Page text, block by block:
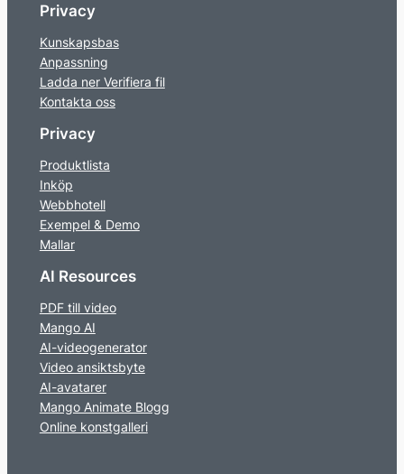
Privacy
Kunskapsbas
Anpassning
Ladda ner Verifiera fil
Kontakta oss
Privacy
Produktlista
Inköp
Webbhotell
Exempel & Demo
Mallar
AI Resources
PDF till video
Mango AI
AI-videogenerator
Video ansiktsbyte
AI-avatarer
Mango Animate Blogg
Online konstgalleri